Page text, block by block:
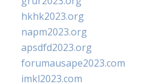
hkhk2023.org
napm2023.org
apsdfd2023.org
forumausape2023.com
imkl2023.com